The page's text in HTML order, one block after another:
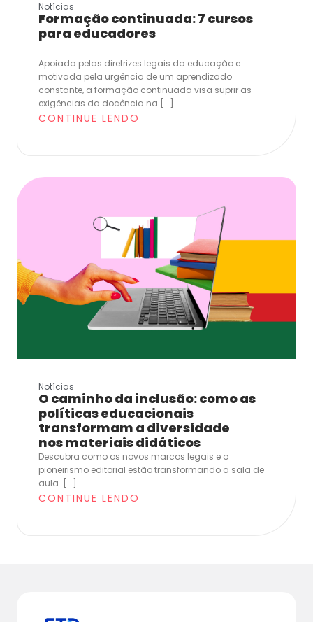
Notícias
Formação continuada: 7 cursos
para educadores
Apoiada pelas diretrizes legais da educação e
motivada pela urgência de um aprendizado
constante, a formação continuada visa suprir as
exigências da docência na [...]
CONTINUE LENDO
Notícias
O caminho da inclusão: como as
políticas educacionais
transformam a diversidade
nos materiais didáticos
Descubra como os novos marcos legais e o
pioneirismo editorial estão transformando a sala de
aula. [...]
CONTINUE LENDO